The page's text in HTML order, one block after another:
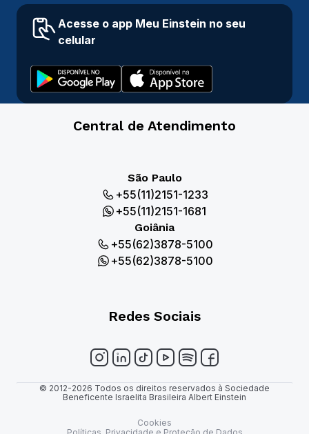
Acesse o app Meu Einstein no seu
celular
Central de Atendimento
São Paulo
+55(11)2151-1233
+55(11)2151-1681
Goiânia
+55(62)3878-5100
+55(62)3878-5100
Redes Sociais
© 2012-2026 Todos os direitos reservados à Sociedade
Beneficente Israelita Brasileira Albert Einstein
Cookies